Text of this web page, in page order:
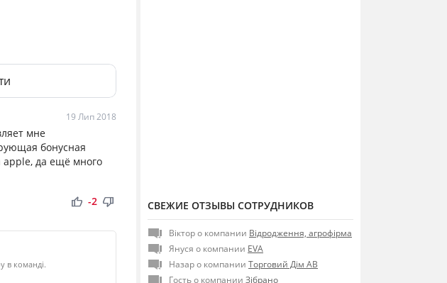
19 Лип 2018
мне
бонусная
apple, да ещё много
thumb_up thumb_down
-2
в команді.
СВЕЖИЕ ОТЗЫВЫ СОТРУДНИКОВ
Віктор о компании Відродження, агрофірма
Януся о компании EVA
Назар о компании Торговий Дім АВ
Гость о компании Зібрано